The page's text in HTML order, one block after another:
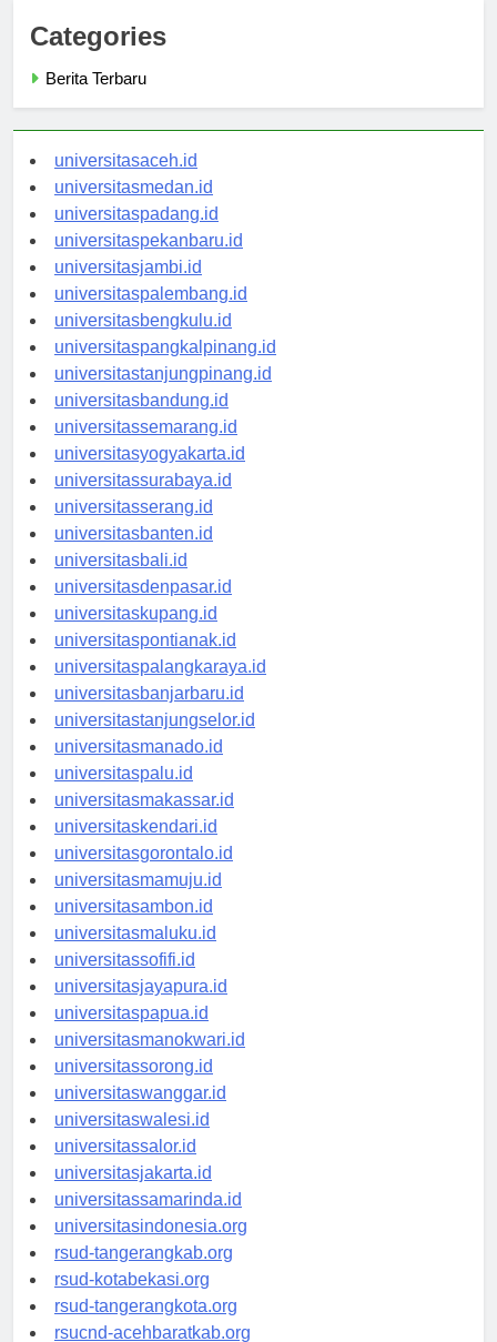
Categories
universitasaceh.id
universitasmedan.id
universitaspadang.id
universitaspekanbaru.id
universitasjambi.id
universitaspalembang.id
universitasbengkulu.id
universitaspangkalpinang.id
universitastanjungpinang.id
universitasbandung.id
universitassemarang.id
universitasyogyakarta.id
universitassurabaya.id
universitasserang.id
universitasbanten.id
universitasbali.id
universitasdenpasar.id
universitaskupang.id
universitaspontianak.id
universitaspalangkaraya.id
universitasbanjarbaru.id
universitastanjungselor.id
universitasmanado.id
universitaspalu.id
universitasmakassar.id
universitaskendari.id
universitasgorontalo.id
universitasmamuju.id
universitasambon.id
universitasmaluku.id
universitassofifi.id
universitasjayapura.id
universitaspapua.id
universitasmanokwari.id
universitassorong.id
universitaswanggar.id
universitaswalesi.id
universitassalor.id
universitasjakarta.id
universitassamarinda.id
universitasindonesia.org
rsud-tangerangkab.org
rsud-kotabekasi.org
rsud-tangerangkota.org